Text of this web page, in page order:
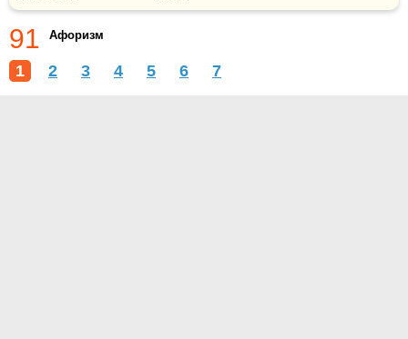
91 Афоризм
1 2 3 4 5 6 7